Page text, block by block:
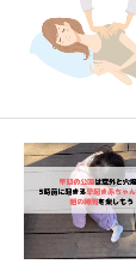
子育て
季節の
特集
ままて